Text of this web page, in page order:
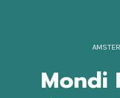
Mondi